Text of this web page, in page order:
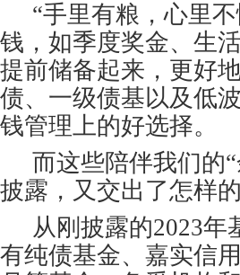
“手里有粮，心里
钱，如季度奖金、生
提前储备起来，更好
债、一级债基以及低
钱管理上的好选择。
而这些陪伴我们的
披露，又交出了怎样
从刚披露的2023年
有纯债基金、嘉实信